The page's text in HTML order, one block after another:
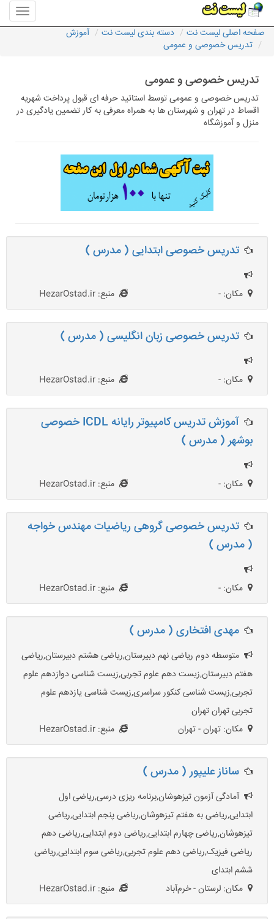
منوی
سایت
صفحه اصلی لیست نت دسته بندی لیست نت
آموزش
تدریس خصوصی و عمومی
تدریس خصوصی و عمومی
تدریس خصوصی و عمومی توسط استاتید حرفه ای قبول پرداخت شهریه
اقساط در تهران و شهرستان ها به همراه معرفی به کار تضمین یادگیری در
منزل و آموزشگاه
تدریس خصوصی ابتدایی ( مدرس )
مکان: - منبع: HezarOstad.ir
تدریس خصوصی زبان انگلیسی ( مدرس )
مکان: - منبع: HezarOstad.ir
آموزش تدریس کامپیوتر رایانه ICDL خصوصی
بوشهر ( مدرس )
مکان: - منبع: HezarOstad.ir
تدریس خصوصی گروهی ریاضیات مهندس خواجه
( مدرس )
مکان: - منبع: HezarOstad.ir
مهدی افتخاری ( مدرس )
متوسطه دوم ریاضی نهم دبیرستان,ریاضی هشتم دبیرستان,ریاضی
هفتم دبیرستان,زیست دهم علوم تجربی,زیست شناسی دوازدهم علوم
تجربی,زیست شناسی کنکور سراسری,زیست شناسی یازدهم علوم
تجربی تهران تهران
مکان: تهران - تهران
منبع: HezarOstad.ir
ساناز علیپور ( مدرس )
آمادگی آزمون تیزهوشان,برنامه ریزی درسی,ریاضی اول
ابتدایی,ریاضی به هفتم تیزهوشان,ریاضی پنجم ابتدایی,ریاضی
تیزهوشان,ریاضی چهارم ابتدایی,ریاضی دوم ابتدایی,ریاضی دهم
ریاضی فیزیک,ریاضی دهم علوم تجربی,ریاضی سوم ابتدایی,ریاضی
ششم ابتدای
مکان: لرستان - خرم‌آباد
منبع: HezarOstad.ir